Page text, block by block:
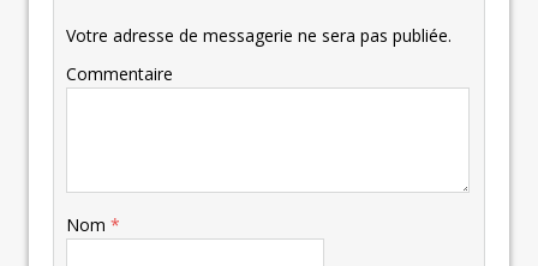
Votre adresse de messagerie ne sera pas publiée.
Commentaire
Nom *